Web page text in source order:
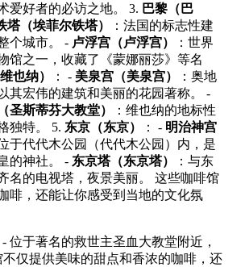
爱好者的必访之地。 3. 巴黎（巴
塔（埃菲尔铁塔）
：法国的标志性建
个城市。 - 卢浮宫（卢浮宫）
：世界
馆之一，收藏了《蒙娜丽莎》等名
也纳） ： - 美泉宫（美泉宫）
：奥地
其宏伟的建筑和美丽的花园著称。 -
圣斯蒂芬大教堂）
：维也纳的地标性
独特。 5. 东京（东京） ： - 明治神宫
于代代木公园（代代木公园）内，是
的神社。 - 东京塔（东京塔）
：与东
名的电视塔，夜景美丽。 这些咖啡馆
啡，还能让你感受到当地的文化氛
- 位于著名的救世主圣血大教堂附近，
仅提供美味的甜点和香浓的咖啡，还